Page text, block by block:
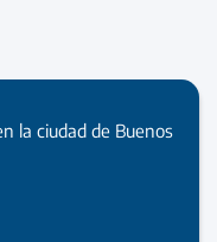
la ciudad de Buenos